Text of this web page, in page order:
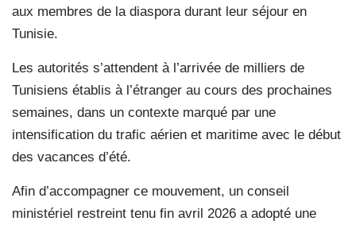
aux membres de la diaspora durant leur séjour en
Tunisie.
Les autorités s’attendent à l’arrivée de milliers de
Tunisiens établis à l’étranger au cours des prochaines
semaines, dans un contexte marqué par une
intensification du trafic aérien et maritime avec le début
des vacances d’été.
Afin d’accompagner ce mouvement, un conseil
ministériel restreint tenu fin avril 2026 a adopté une